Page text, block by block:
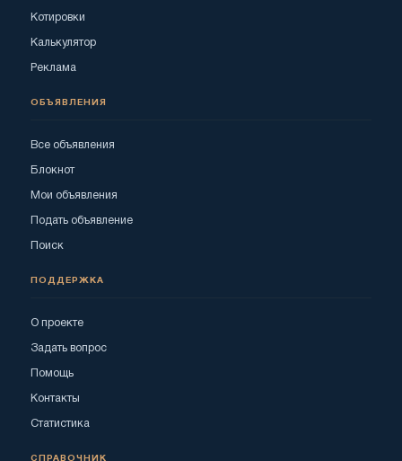
Котировки
Калькулятор
Реклама
ОБЪЯВЛЕНИЯ
Все объявления
Блокнот
Мои объявления
Подать объявление
Поиск
ПОДДЕРЖКА
О проекте
Задать вопрос
Помощь
Контакты
Статистика
СПРАВОЧНИК